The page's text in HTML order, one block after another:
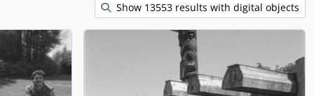
Show 13553 results with digital objects